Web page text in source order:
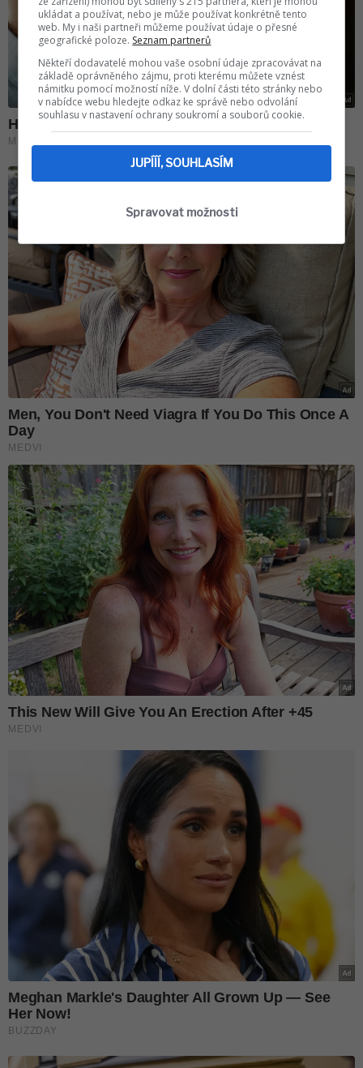
ukládat a používat, nebo je může používat konkrétně tento
web. My i naši partneři můžeme používat údaje o přesné
geografické poloze. Seznam partnerů
Někteří dodavatelé mohou vaše osobní údaje zpracovávat na
základě oprávněného zájmu, proti kterému můžete vznést
námitku pomocí možností níže. V dolní části této stránky nebo
v nabídce webu hledejte odkaz ke správě nebo odvolání
souhlasu v nastavení ochrany soukromí a souborů cookie.
JUPÍÍÍ, SOUHLASÍM
Spravovat možnosti